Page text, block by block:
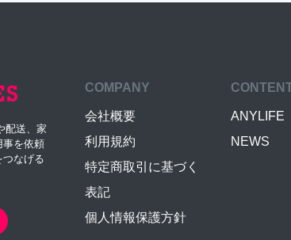
配送、家
事を依頼
つなげる
COMPANY
会社概要
利用規約
特定商取引に基づく
表記
個人情報保護方針
ANYLIFE
NEWS